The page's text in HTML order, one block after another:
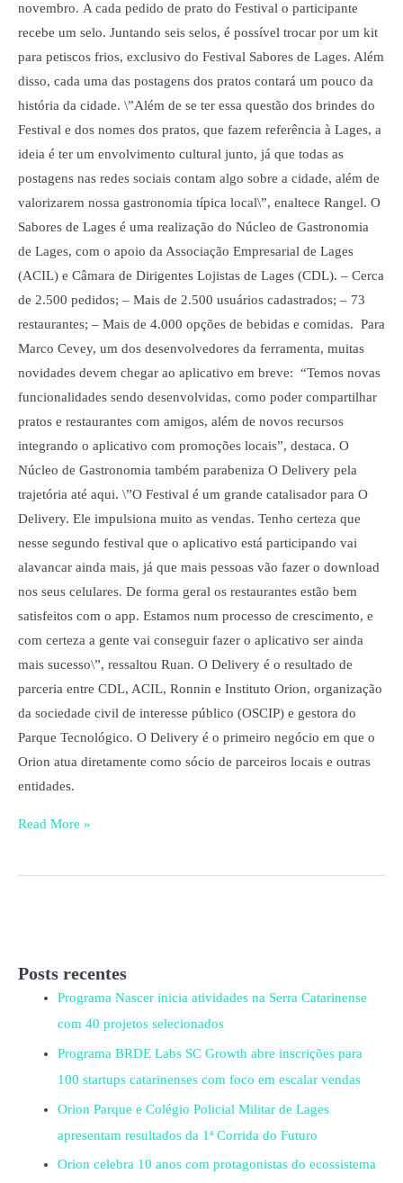
novembro. A cada pedido de prato do Festival o participante
recebe um selo. Juntando seis selos, é possível trocar por um kit
para petiscos frios, exclusivo do Festival Sabores de Lages. Além
disso, cada uma das postagens dos pratos contará um pouco da
história da cidade. \”Além de se ter essa questão dos brindes do
Festival e dos nomes dos pratos, que fazem referência à Lages, a
ideia é ter um envolvimento cultural junto, já que todas as
postagens nas redes sociais contam algo sobre a cidade, além de
valorizarem nossa gastronomia típica local\”, enaltece Rangel. O
Sabores de Lages é uma realização do Núcleo de Gastronomia
de Lages, com o apoio da Associação Empresarial de Lages
(ACIL) e Câmara de Dirigentes Lojistas de Lages (CDL). – Cerca
de 2.500 pedidos; – Mais de 2.500 usuários cadastrados; – 73
restaurantes; – Mais de 4.000 opções de bebidas e comidas. Para
Marco Cevey, um dos desenvolvedores da ferramenta, muitas
novidades devem chegar ao aplicativo em breve: “Temos novas
funcionalidades sendo desenvolvidas, como poder compartilhar
pratos e restaurantes com amigos, além de novos recursos
integrando o aplicativo com promoções locais”, destaca. O
Núcleo de Gastronomia também parabeniza O Delivery pela
trajetória até aqui. \”O Festival é um grande catalisador para O
Delivery. Ele impulsiona muito as vendas. Tenho certeza que
nesse segundo festival que o aplicativo está participando vai
alavancar ainda mais, já que mais pessoas vão fazer o download
nos seus celulares. De forma geral os restaurantes estão bem
satisfeitos com o app. Estamos num processo de crescimento, e
com certeza a gente vai conseguir fazer o aplicativo ser ainda
mais sucesso\”, ressaltou Ruan. O Delivery é o resultado de
parceria entre CDL, ACIL, Ronnin e Instituto Orion, organização
da sociedade civil de interesse público (OSCIP) e gestora do
Parque Tecnológico. O Delivery é o primeiro negócio em que o
Orion atua diretamente como sócio de parceiros locais e outras
entidades.
Read More »
Posts recentes
Programa Nascer inicia atividades na Serra Catarinense
com 40 projetos selecionados
Programa BRDE Labs SC Growth abre inscrições para
100 startups catarinenses com foco em escalar vendas
Orion Parque e Colégio Policial Militar de Lages
apresentam resultados da 1ª Corrida do Futuro
Orion celebra 10 anos com protagonistas do ecossistema